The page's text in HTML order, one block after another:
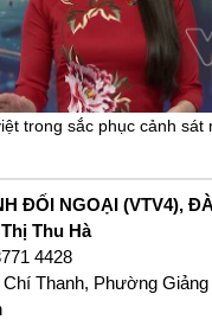
trong sắc phục cảnh sát
ĐỐI NGOẠI (VTV4),
Thu Hà
4428
Thanh, Phường Giảng